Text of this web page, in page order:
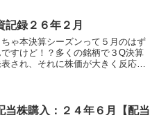
記録２６年２月
ゃ本決算シーズンって５月のはず
ですけど！？多くの銘柄で３Q決算
され、それに株価が大きく反応す
おきたい出来事はたく...
当株購入：２４年６月【配当